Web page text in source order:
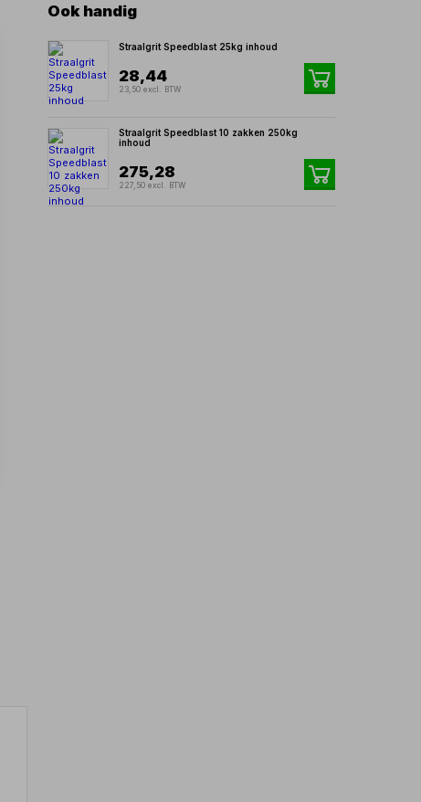
Ook handig
Straalgrit Speedblast 25kg inhoud
28,44
23,50 excl. BTW
Straalgrit Speedblast 10 zakken 250kg
inhoud
275,28
227,50 excl. BTW